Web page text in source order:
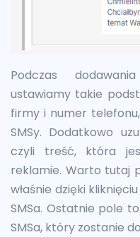
Podczas
ustawiamy takie
firmy i numer
SMSy. Dodatkowo
czyli treść, która
reklamie. Warto tutaj
właśnie dzięki
SMSa. Ostatnie pole
SMSa, który zostanie